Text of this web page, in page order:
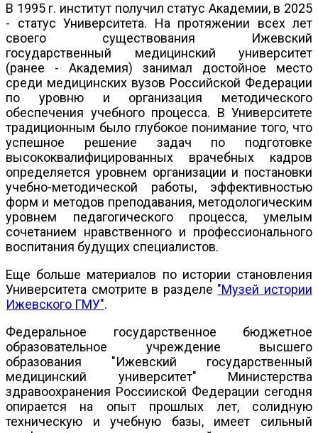
В 1995 г. институт получил статус Академии, в 2025
- статус Университета. На протяжении всех лет
своего существования Ижевский
государственный медицинский университет
(ранее - Академия) занимал достойное место
среди медицинских вузов Российской Федерации
по уровню и организация методического
обеспечения учебного процесса. В Университете
традиционным было глубокое понимание того, что
успешное решение задач по подготовке
высококвалифицированных врачебных кадров
определяется уровнем организации и постановки
учебно-методической работы, эффективностью
форм и методов преподавания, методологическим
уровнем педагогического процесса, умелым
сочетанием нравственного и профессионального
воспитания будущих специалистов.
Еще больше материалов по истории становления
Университета смотрите в разделе "Музей истории
Ижевского ГМУ".
Федеральное государственное бюджетное
образовательное учреждение высшего
образования "Ижевский государственный
медицинский университет" Министерства
здравоохранения Россииской Федерации сегодня
опирается на опыт прошлых лет, солидную
техническую и учебную базы, имеет сильный